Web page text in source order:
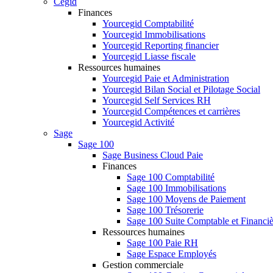
Finances
Yourcegid Comptabilité
Yourcegid Immobilisations
Yourcegid Reporting financier
Yourcegid Liasse fiscale
Ressources humaines
Yourcegid Paie et Administration
Yourcegid Bilan Social et Pilotage Social
Yourcegid Self Services RH
Yourcegid Compétences et carrières
Yourcegid Activité
Sage
Sage 100
Sage Business Cloud Paie
Finances
Sage 100 Comptabilité
Sage 100 Immobilisations
Sage 100 Moyens de Paiement
Sage 100 Trésorerie
Sage 100 Suite Comptable et
Ressources humaines
Sage 100 Paie RH
Sage Espace Employés
Gestion commerciale